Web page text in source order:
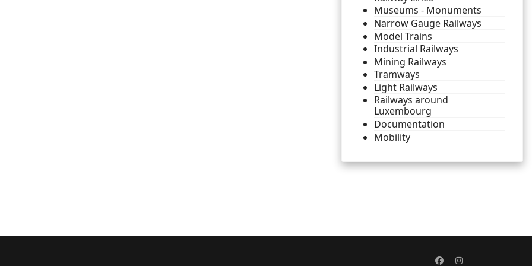
Museums - Monuments
Narrow Gauge Railways
Model Trains
Industrial Railways
Mining Railways
Tramways
Light Railways
Railways around
Luxembourg
Documentation
Mobility